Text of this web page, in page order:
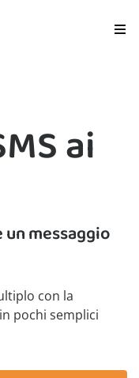
ai
messaggio
con la
pochi semplici